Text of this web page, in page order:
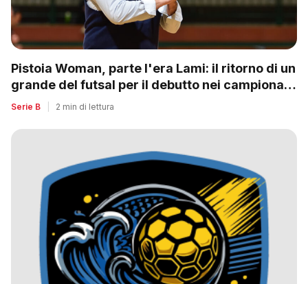
Pistoia Woman, parte l'era Lami: il ritorno di un
grande del futsal per il debutto nei campionati
nazionali
Serie B 2 min di lettura